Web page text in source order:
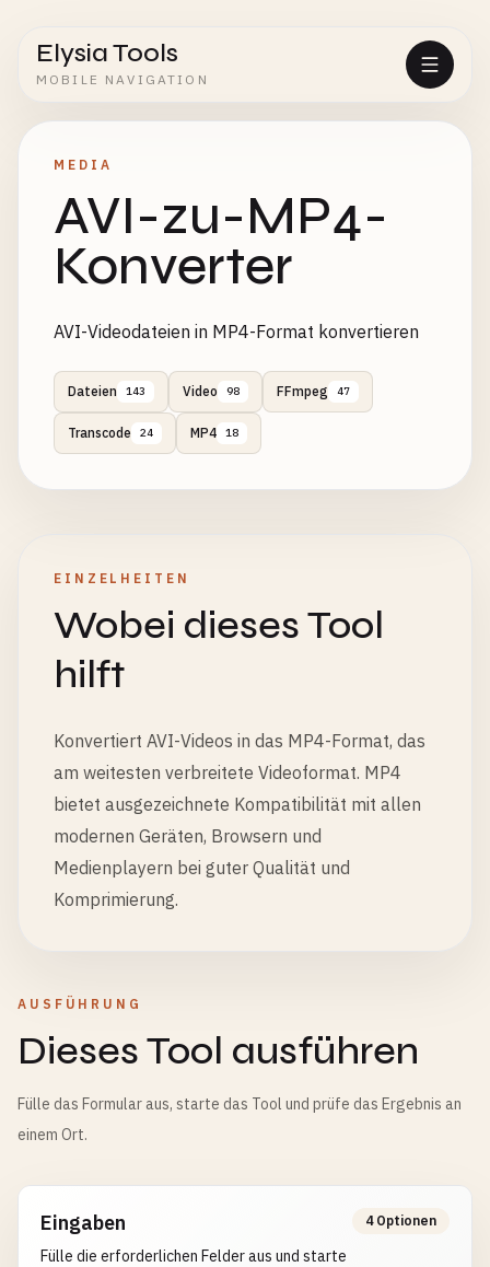
Elysia Tools
MOBILE NAVIGATION
MEDIA
AVI-zu-MP4-
Konverter
AVI-Videodateien in MP4-Format konvertieren
Dateien 143 Video 98 FFmpeg 47
Transcode 24 MP4 18
EINZELHEITEN
Wobei dieses Tool
hilft
Konvertiert AVI-Videos in das MP4-Format, das
am weitesten verbreitete Videoformat. MP4
bietet ausgezeichnete Kompatibilität mit allen
modernen Geräten, Browsern und
Medienplayern bei guter Qualität und
Komprimierung.
AUSFÜHRUNG
Dieses Tool ausführen
Fülle das Formular aus, starte das Tool und prüfe das Ergebnis an
einem Ort.
Eingaben
Fülle die erforderlichen Felder aus und starte
4 Optionen